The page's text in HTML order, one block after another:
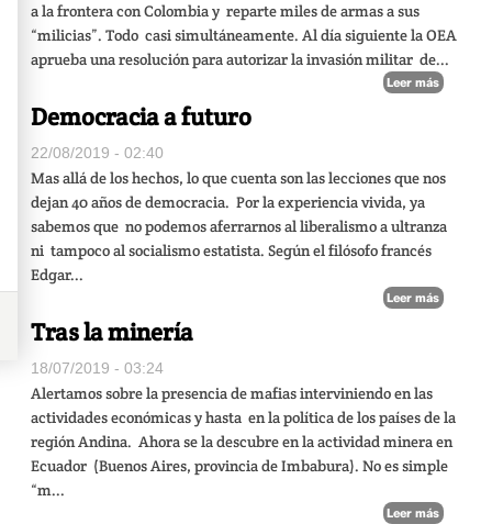
a la frontera con Colombia y reparte miles de armas a sus
“milicias”. Todo casi simultáneamente. Al día siguiente la OEA
aprueba una resolución para autorizar la invasión militar de...
Leer más
Democracia a futuro
22/08/2019 - 02:40
Mas allá de los hechos, lo que cuenta son las lecciones que nos
dejan 40 años de democracia. Por la experiencia vivida, ya
sabemos que no podemos aferrarnos al liberalismo a ultranza
ni tampoco al socialismo estatista. Según el filósofo francés
Edgar...
Leer más
Tras la minería
18/07/2019 - 03:24
Alertamos sobre la presencia de mafias interviniendo en las
actividades económicas y hasta en la política de los países de la
región Andina. Ahora se la descubre en la actividad minera en
Ecuador (Buenos Aires, provincia de Imbabura). No es simple
“m...
Leer más